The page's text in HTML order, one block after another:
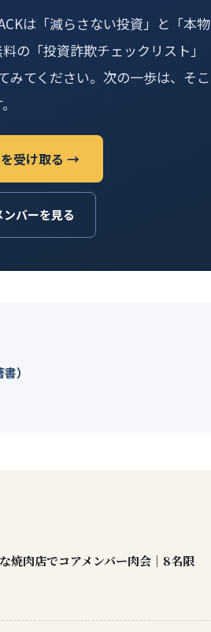
は「減らさない投資」と「本物
の「投資詐欺チェックリスト」
みてください。次の一歩は、そこ
受け取る →
バーを見る
）
焼肉店でコアメンバー肉会｜8名限